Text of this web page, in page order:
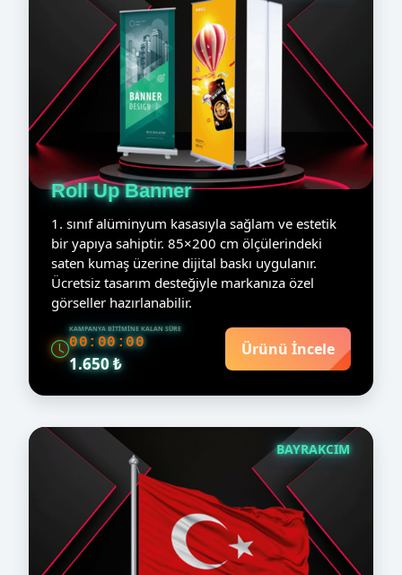
Roll Up Banner
1. sınıf alüminyum kasasıyla sağlam ve estetik
bir yapıya sahiptir. 85×200 cm ölçülerindeki
saten kumaş üzerine dijital baskı uygulanır.
Ücretsiz tasarım desteğiyle markanıza özel
görseller hazırlanabilir.
KAMPANYA BITIMINE KALAN SÜRE
00:00:00
1.650 ₺
Ürünü İncele
BAYRAKCIM